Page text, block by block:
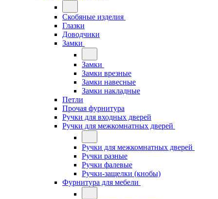
Скобяные изделия
Глазки
Доводчики
Замки
Замки
Замки врезные
Замки навесные
Замки накладные
Петли
Прочая фурнитура
Ручки для входных дверей
Ручки для межкомнатных дверей
Ручки для межкомнатных дверей
Ручки разные
Ручки фалевые
Ручки-защелки (кнобы)
Фурнитура для мебели